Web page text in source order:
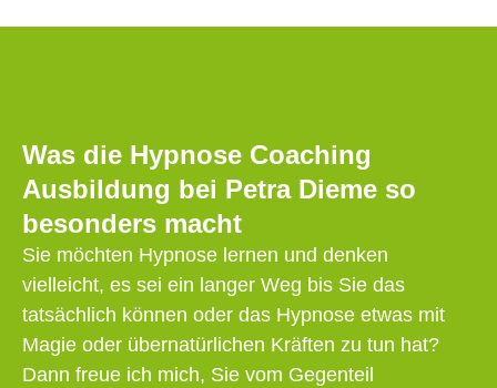
Was die Hypnose Coaching
Ausbildung bei Petra Dieme so
besonders macht
Sie möchten Hypnose lernen und denken
vielleicht, es sei ein langer Weg bis Sie das
tatsächlich können oder das Hypnose etwas mit
Magie oder übernatürlichen Kräften zu tun hat?
Dann freue ich mich, Sie vom Gegenteil